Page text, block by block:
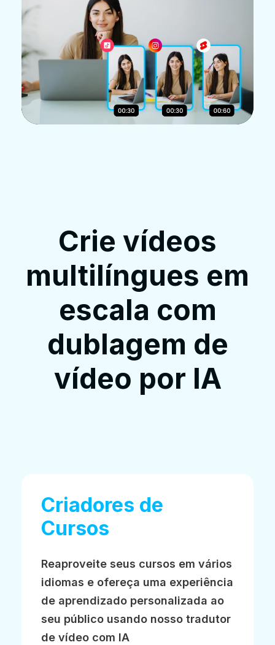
Crie vídeos
multilíngues em
escala com
dublagem de
vídeo por IA
Criadores de
Cursos
Reaproveite seus cursos em vários
idiomas e ofereça uma experiência
de aprendizado personalizada ao
seu público usando nosso tradutor
de vídeo com IA